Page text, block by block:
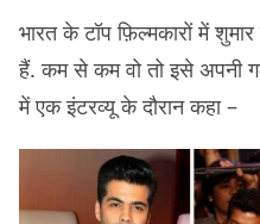
भारत के टॉप फ़िल्मकारों में
हैं. कम से कम वो तो इसे अपनी
में एक इंटरव्यू के दौरान कहा –